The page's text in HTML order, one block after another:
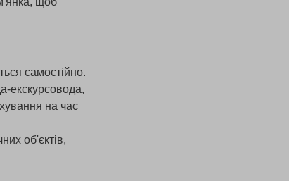
самостійно.
екскурсовода,
на час
об'єктів,